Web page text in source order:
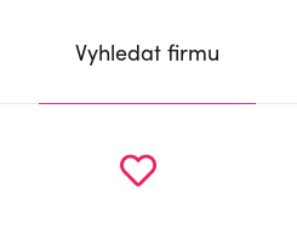
Vyhledat firmu